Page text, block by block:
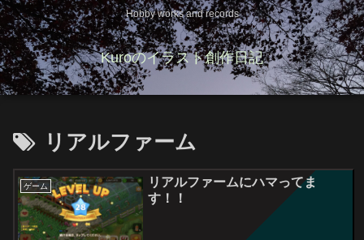
Hobby works and records
Kuroのイラスト創作日記
リアルファーム
ゲーム
リアルファームにハマってま
す！！